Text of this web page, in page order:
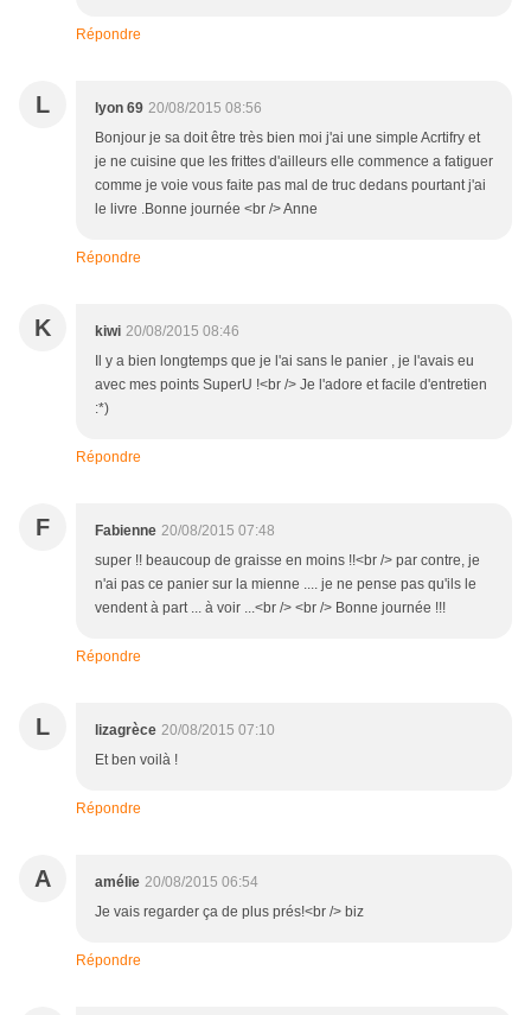
Répondre
L lyon 69 20/08/2015 08:56
Bonjour je sa doit être très bien moi j'ai une simple Acrtifry et
je ne cuisine que les frittes d'ailleurs elle commence a fatiguer
comme je voie vous faite pas mal de truc dedans pourtant j'ai
le livre .Bonne journée <br /> Anne
Répondre
K kiwi 20/08/2015 08:46
Il y a bien longtemps que je l'ai sans le panier , je l'avais eu
avec mes points SuperU !<br /> Je l'adore et facile d'entretien
:*)
Répondre
F Fabienne 20/08/2015 07:48
super !! beaucoup de graisse en moins !!<br /> par contre, je
n'ai pas ce panier sur la mienne .... je ne pense pas qu'ils le
vendent à part ... à voir ...<br /> <br /> Bonne journée !!!
Répondre
L lizagrèce 20/08/2015 07:10
Et ben voilà !
Répondre
A amélie 20/08/2015 06:54
Je vais regarder ça de plus prés!<br /> biz
Répondre